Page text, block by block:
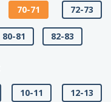
70-71 72-73
80-81 82-83
10-11 12-13